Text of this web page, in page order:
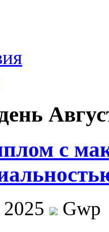
с
Gwp